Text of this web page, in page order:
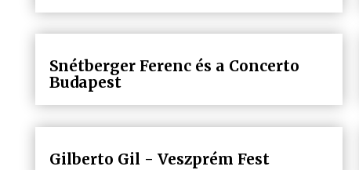
Snétberger Ferenc és a Concerto
Budapest
Gilberto Gil - Veszprém Fest